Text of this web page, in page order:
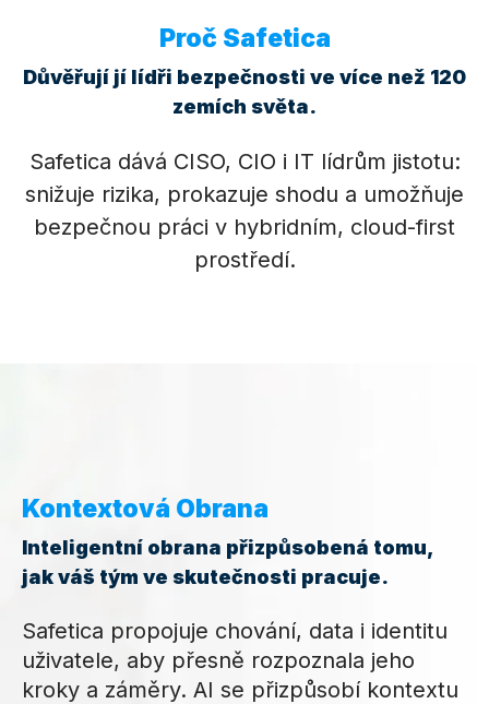
Proč Safetica
Důvěřují jí lídři bezpečnosti ve více než 120
zemích světa.
Safetica dává CISO, CIO i IT lídrům jistotu:
snižuje rizika, prokazuje shodu a umožňuje
bezpečnou práci v hybridním, cloud-first
prostředí.
Kontextová Obrana
Inteligentní obrana přizpůsobená tomu,
jak váš tým ve skutečnosti pracuje.
Safetica propojuje chování, data i identitu
uživatele, aby přesně rozpoznala jeho
kroky a záměry. AI se přizpůsobí kontextu